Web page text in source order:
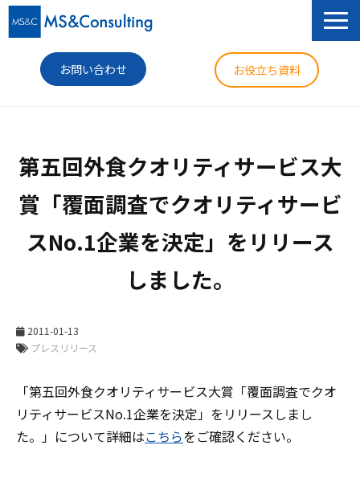
お問い合わせ お役立ち資料
セミナー
導入事例
コラム
第五回外食クオリティサービス大
賞「覆面調査でクオリティサービ
スNo.1企業を決定」をリリース
しました。
2011-01-13
プレスリリース
「第五回外食クオリティサービス大賞「覆面調査でクオ
リティサービスNo.1企業を決定」をリリースしまし
た。」について詳細はこちらをご確認ください。